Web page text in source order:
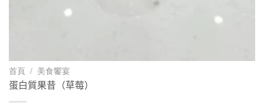
首頁 / 美食饗宴
蛋白質果昔（草莓）